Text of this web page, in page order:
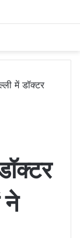
में डॉक्टर
ने